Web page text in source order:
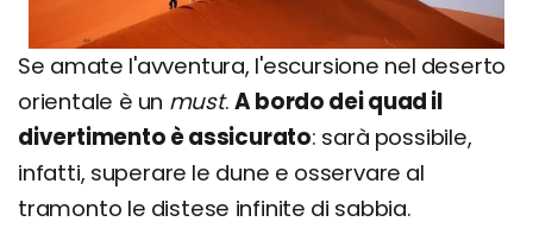
Se amate l'avventura, l'escursione nel deserto
orientale è un must. A bordo dei quad il
divertimento è assicurato: sarà possibile,
infatti, superare le dune e osservare al
tramonto le distese infinite di sabbia.